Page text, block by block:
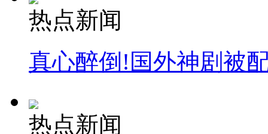
热点新闻
真心醉倒!国外神剧被
热点新闻